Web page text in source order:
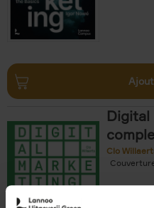
Digital
Clo
€